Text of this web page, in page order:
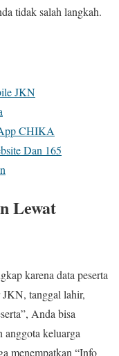
tidak salah langkah.
JKN
CHIKA
Dan 165
Lewat
karena data peserta
tanggal lahir,
Anda bisa
anggota keluarga
menempatkan “Info